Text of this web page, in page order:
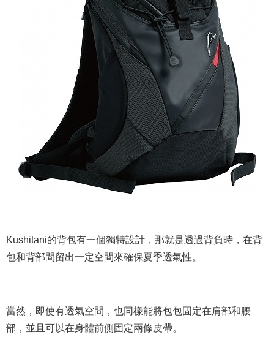
Kushitani的背包有一個獨特設計，那就是透過背負時，在背
包和背部間留出一定空間來確保夏季透氣性。
當然，即使有透氣空間，也同樣能將包包固定在肩部和腰
部，並且可以在身體前側固定兩條皮帶。